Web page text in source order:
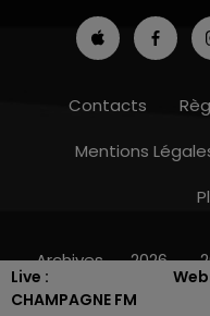
Live :
CHAMPAGNE FM
10h00 -
Contacts
Mentions
Archives 2026